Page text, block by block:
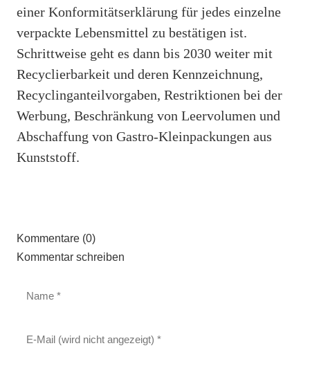
einer Konformitätserklärung für jedes einzelne
verpackte Lebensmittel zu bestätigen ist.
Schrittweise geht es dann bis 2030 weiter mit
Recyclierbarkeit und deren Kennzeichnung,
Recyclinganteilvorgaben, Restriktionen bei der
Werbung, Beschränkung von Leervolumen und
Abschaffung von Gastro-Kleinpackungen aus
Kunststoff.
Kommentare (0)
Kommentar schreiben